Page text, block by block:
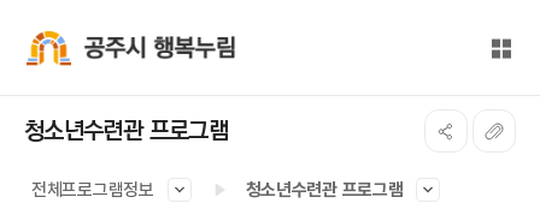
전체
청소년수련관 프로그램
전체프로그램정보 청소년수련관 프로그램